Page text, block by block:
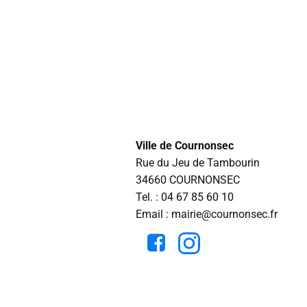
Ville de Cournonsec
Rue du Jeu de Tambourin
34660 COURNONSEC
Tel. : 04 67 85 60 10
Email : mairie@cournonsec.fr